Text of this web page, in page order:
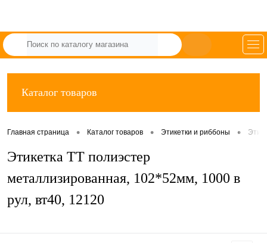
Каталог товаров
Главная страница • Каталог товаров • Этикетки и риббоны •
Этикетка ТТ полиэстер
металлизированная, 102*52мм, 1000 в
рул, вт40, 12120